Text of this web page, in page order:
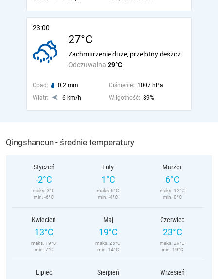
23:00
27°C
Odczuwalna 29°C
Zachmurzenie duże, przelotny deszcz
Opad: 0.2 mm Ciśnienie: 1007 hPa
Wiatr:
6 km/h Wilgotność: 89%
Qingshancun - średnie temperatury
Styczeń
-2°C
maks. 3°C
min. -6°C
Luty
1°C
maks. 6°C
min. -4°C
Marzec
6°C
maks. 12°C
min. 0°C
Kwiecień
13°C
maks. 19°C
min. 7°C
Maj
19°C
maks. 25°C
min. 14°C
Czerwiec
23°C
maks. 29°C
min. 19°C
Lipiec Sierpień Wrzesień